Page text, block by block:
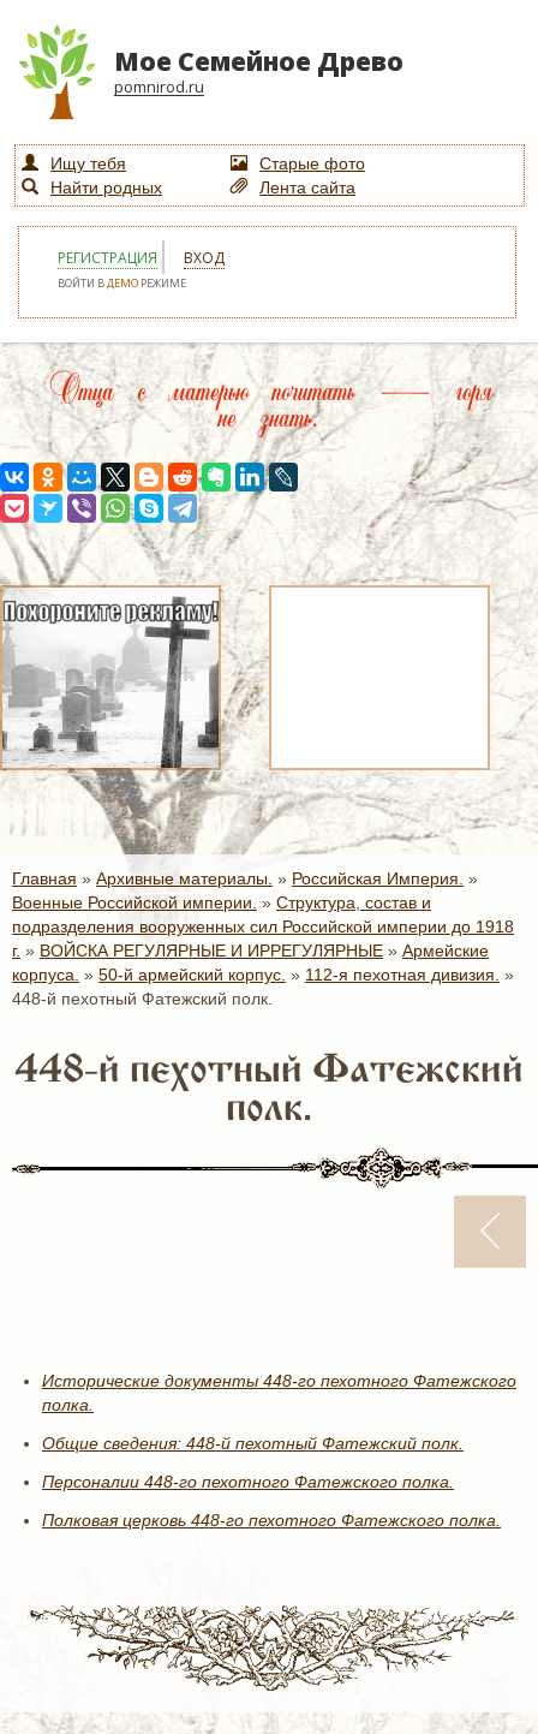
Мое Семейное Древо
pomnirod.ru
Ищу тебя
Старые фото
Найти родных
Лента сайта
РЕГИСТРАЦИЯ ВХОД
ВОЙТИ ВДЕМО РЕЖИМЕ
Отца с матерью почитать — горя
не знать.
Главная » Архивные материалы. » Российская Империя. »
Военные Российской империи. » Структура, состав и
подразделения вооруженных сил Российской империи до 1918
г. » ВОЙСКА РЕГУЛЯРНЫЕ И ИРРЕГУЛЯРНЫЕ » Армейские
корпуса. » 50-й армейский корпус. » 112-я пехотная дивизия. »
448-й пехотный Фатежский полк.
448-й пехотный Фатежский
полк.
Исторические документы 448-го пехотного Фатежского
полка.
Общие сведения: 448-й пехотный Фатежский полк.
Персоналии 448-го пехотного Фатежского полка.
Полковая церковь 448-го пехотного Фатежского полка.